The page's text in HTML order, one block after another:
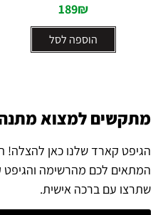
189₪
הוספה לסל
מתקשים למצוא
הגיפט קארד שלנו כאן להצלה!
המתאים לכם מהרשימה והגיפט
שתרצו עם ברכה אישית.